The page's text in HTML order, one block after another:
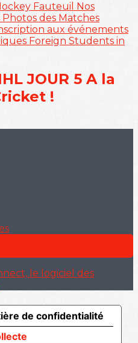
Fauteuil Nos
Photos des Matches
aux événements
Foreign Students in
JOUR 5 A la
!
le logiciel des
de confidentialité